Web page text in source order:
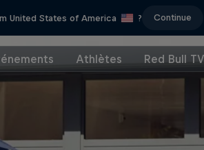
United States of America ? Continue
Athlètes Red Bull TV